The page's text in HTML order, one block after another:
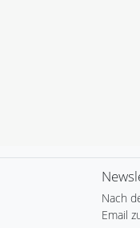
Nach
Email